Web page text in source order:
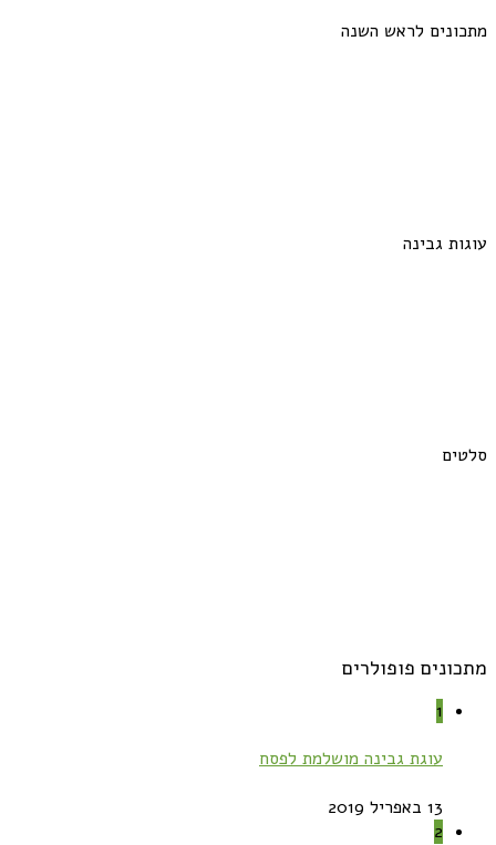
מתכונים לראש השנה
עוגות גבינה
סלטים
מתכונים פופולרים
1
עוגת גבינה מושלמת לפסח
13 באפריל 2019
2